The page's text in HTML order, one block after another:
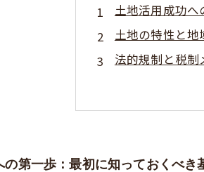
土地活用成功へ
土地の特性と
法的規制と税
実務で役立つ
土地活用の成
専門家が教える
の第一歩：最初に知っておくべき